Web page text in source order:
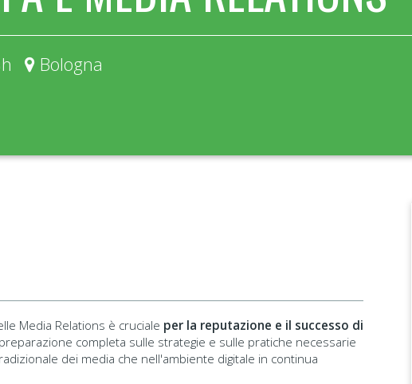
Bologna
Media Relations è cruciale per la reputazione e il successo di
completa sulle strategie e sulle pratiche necessarie
dei media che nell'ambiente digitale in continua